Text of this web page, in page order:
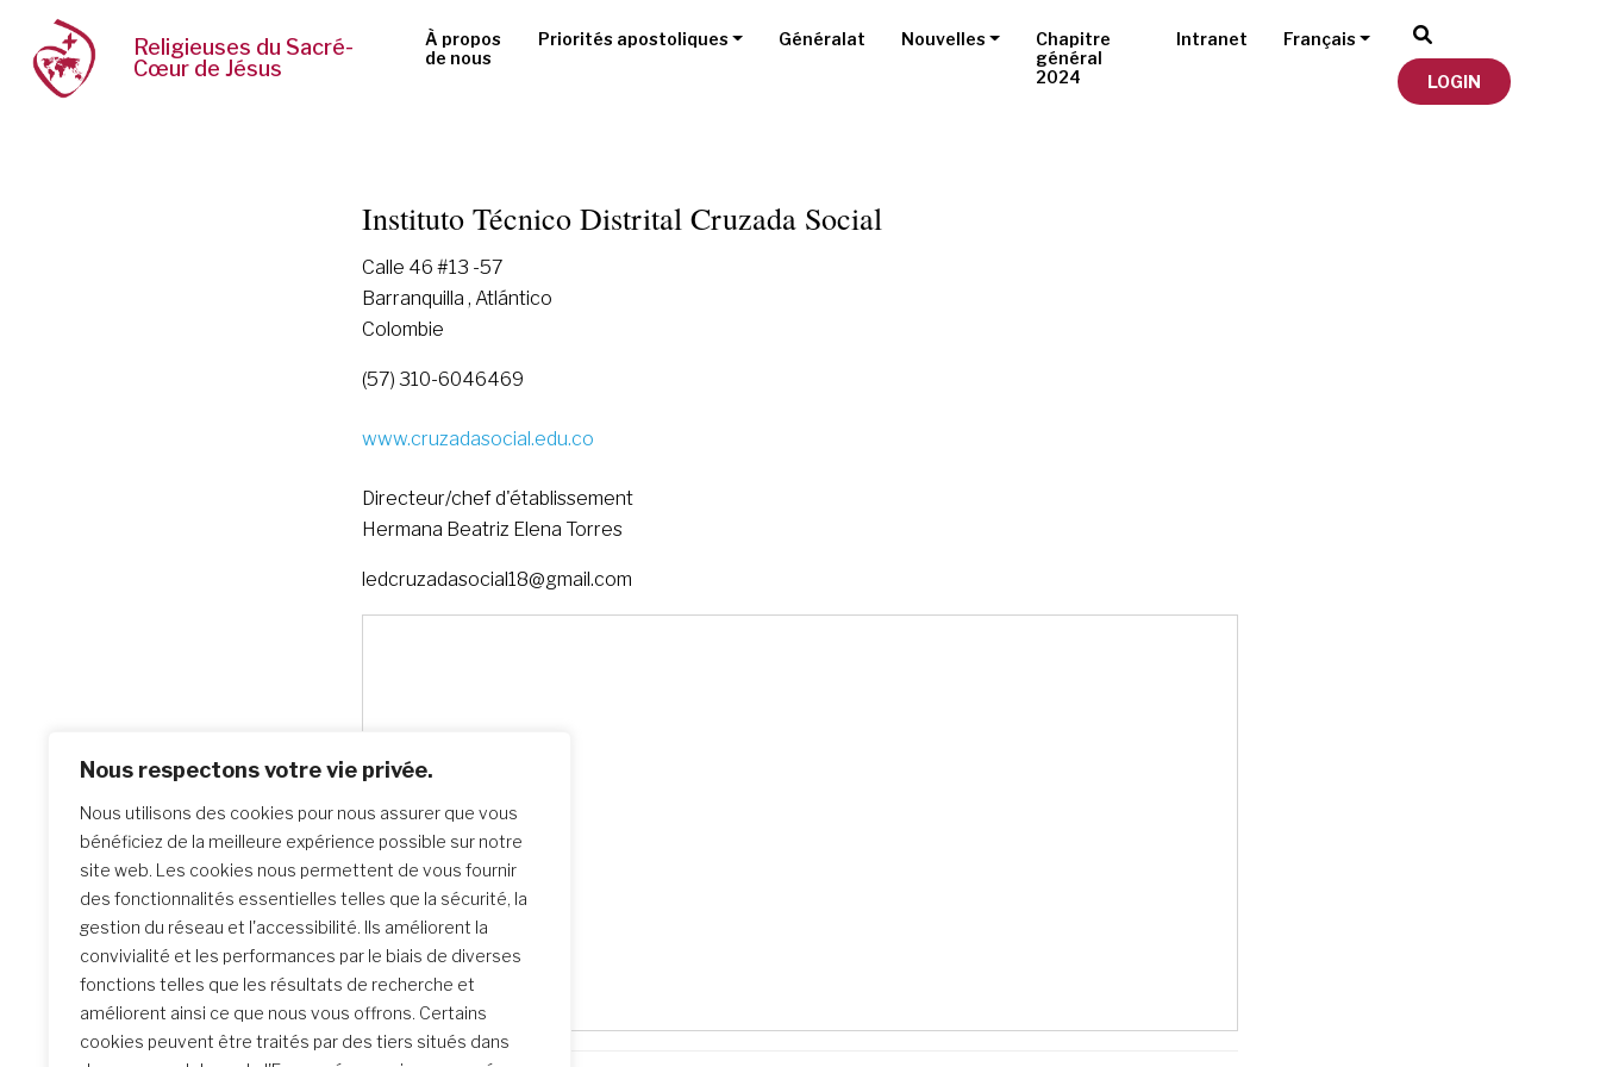
Nous respectons votre vie privée.
Nous utilisons des cookies pour nous assurer que vous
bénéficiez de la meilleure expérience possible sur notre
site web. Les cookies nous permettent de vous fournir
des fonctionnalités essentielles telles que la sécurité, la
gestion du réseau et l'accessibilité. Ils améliorent la
convivialité et les performances par le biais de diverses
fonctions telles que les résultats de recherche et
améliorent ainsi ce que nous vous offrons. Certains
cookies peuvent être traités par des tiers situés dans
Religieuses du Sacré-
Cœur de Jésus
À propos
de nous
Priorités apostoliques Généralat Nouvelles
Chapitre
général
2024
Intranet Français
LOGIN
Instituto Técnico Distrital Cruzada Social
Calle 46 #13 -57
Barranquilla , Atlántico
Colombie
(57) 310-6046469
www.cruzadasocial.edu.co
Directeur/chef d'établissement
Hermana Beatriz Elena Torres
ledcruzadasocial18@gmail.com